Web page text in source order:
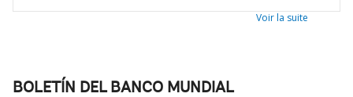
Voir la suite
BOLETÍN DEL BANCO MUNDIAL